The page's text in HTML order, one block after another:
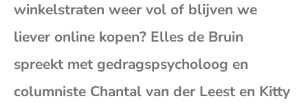
winkelstraten weer vol of blijven we
liever online kopen? Elles de Bruin
spreekt met gedragspsycholoog en
columniste Chantal van der Leest en Kitty